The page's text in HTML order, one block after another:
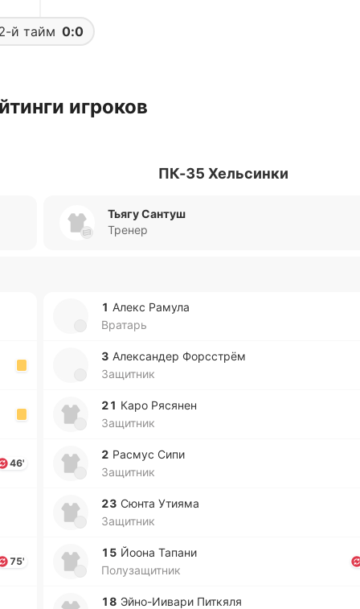
й тайм 0:0
игроков
ПК-35 Хельсинки
Тьягу Сантуш
Тренер
46'
75'
1 Алекс Рамула
Вратарь
3 Але­кса­ндер Фо­рсстрём
Защитник
21 Каро Ря­ся­нен
Защитник
2 Расмус Сипи
Защитник
23 Сюнта Утияма
Защитник
15 Йоона Тапани
Полузащитник
18 Эй­но­-Ии­ва­ри Пи­ткя­ля